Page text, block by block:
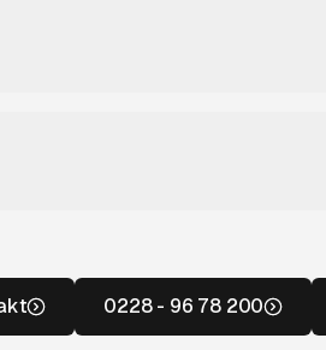
0228 - 96 78 200